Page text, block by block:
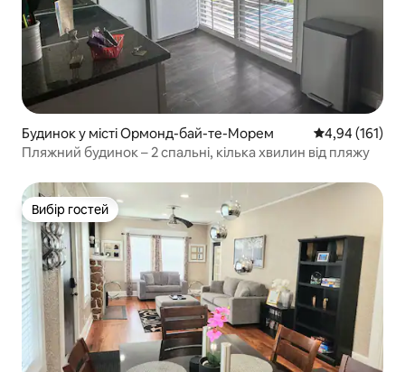
Будинок у місті Ормонд-бай-те-Морем Середня
4,94 (161)
Пляжний будинок – 2 спальні, кілька хвилин від пляжу
Вибір гостей
Вибір гостей